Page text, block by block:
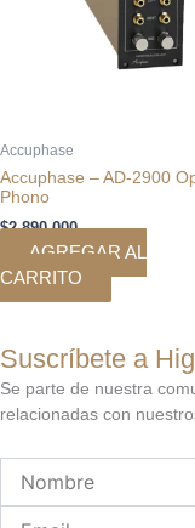
Accuphase
Accuphase – AD-2900
Phono
$2.890.000
AGREGAR AL
CARRITO
Suscríbete a
Se parte de nuestra
relacionadas con